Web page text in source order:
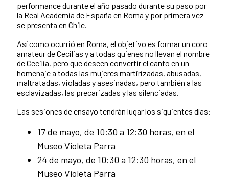
performance durante el año pasado durante su paso por
la Real Academia de España en Roma y por primera vez
se presenta en Chile.
Así como ocurrió en Roma, el objetivo es formar un coro
amateur de Cecilias y a todas quienes no llevan el nombre
de Cecilia, pero que deseen convertir el canto en un
homenaje a todas las mujeres martirizadas, abusadas,
maltratadas, violadas y asesinadas, pero también a las
esclavizadas, las precarizadas y las silenciadas.
Las sesiones de ensayo tendrán lugar los siguientes días:
17 de mayo, de 10:30 a 12:30 horas, en el
Museo Violeta Parra
24 de mayo, de 10:30 a 12:30 horas, en el
Museo Violeta Parra